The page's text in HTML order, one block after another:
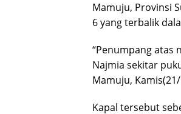
Mamuju, Provinsi
6 yang terbalik
“Penumpang atas
Najmia sekitar
Mamuju,
Kapal tersebut